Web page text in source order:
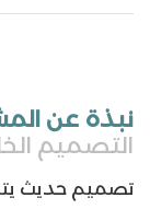
نبذة عن
التصميم
تصميم حديث